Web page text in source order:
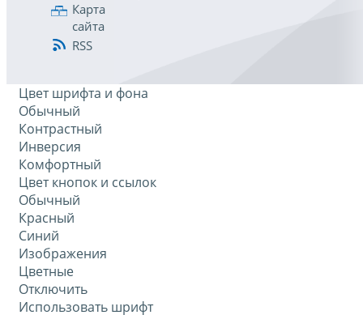
Карта
сайта
RSS
Цвет шрифта и фона
Обычный
Контрастный
Инверсия
Комфортный
Цвет кнопок и ссылок
Обычный
Красный
Синий
Изображения
Цветные
Отключить
Использовать шрифт